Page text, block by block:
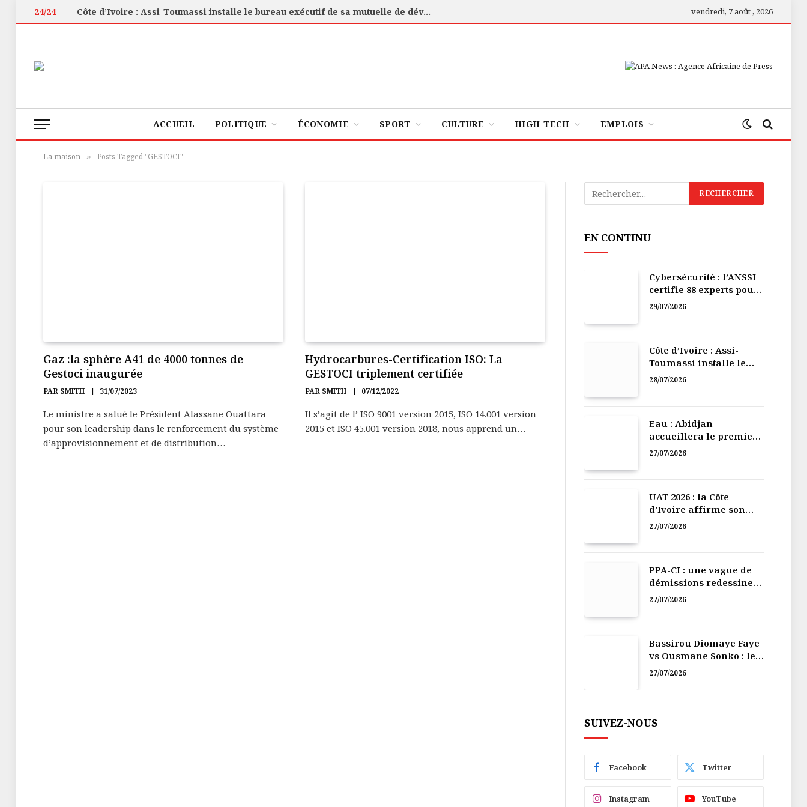
24/24 Côte d’Ivoire : Assi-Toumassi installe le bureau exécutif de sa mutuelle de développement vendredi, 7 août , 2026
ACCUEIL POLITIQUE ÉCONOMIE SPORT CULTURE HIGH-TECH EMPLOIS
La maison » Posts Tagged "GESTOCI"
Gaz :la sphère A41 de 4000 tonnes de
Gestoci inaugurée
PAR SMITH 31/07/2023
Le ministre a salué le Président Alassane Ouattara
pour son leadership dans le renforcement du système
d’approvisionnement et de distribution…
Hydrocarbures-Certification ISO: La
GESTOCI triplement certifiée
PAR SMITH 07/12/2022
Il s’agit de l’ ISO 9001 version 2015, ISO 14.001 version
2015 et ISO 45.001 version 2018, nous apprend un…
EN CONTINU
Cybersécurité : l’ANSSI
certifie 88 experts pour
renforcer la défense
29/07/2026
Côte d’Ivoire : Assi-
Toumassi installe le
bureau exécutif de sa
28/07/2026
Eau : Abidjan
accueillera le premier
Forum régional de
27/07/2026
UAT 2026 : la Côte
d’Ivoire affirme son
leadership numérique
27/07/2026
PPA-CI : une vague de
démissions redessine
la recomposition
27/07/2026
Bassirou Diomaye Faye
vs Ousmane Sonko : le
vacarme du pouvoir ne
27/07/2026
SUIVEZ-NOUS
Facebook Twitter
Instagram YouTube